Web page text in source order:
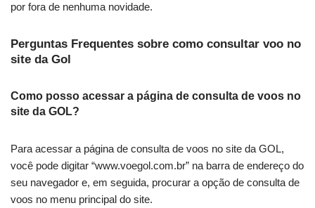
por fora de nenhuma novidade.
Perguntas Frequentes sobre como consultar voo no
site da Gol
Como posso acessar a página de consulta de voos no
site da GOL?
Para acessar a página de consulta de voos no site da GOL,
você pode digitar “www.voegol.com.br” na barra de endereço do
seu navegador e, em seguida, procurar a opção de consulta de
voos no menu principal do site.